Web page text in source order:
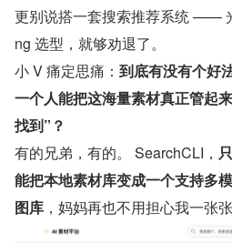
更别说搭一套搜索推荐系统 ——
ng 选型，就够劝退了。
小 V 痛定思痛： 到底有没有个好
一个人能把这海量素材真正管起
找到”？
有的兄弟，有的。 SearchCLI，
能把本地素材库变成一个支持多
图库 ，妈妈再也不用担心我一张